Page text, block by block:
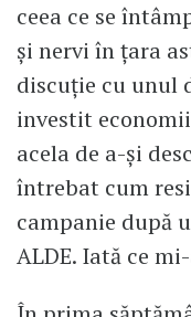
ceea ce se
și nervi în țara
discuție cu unul
investit
acela de a-şi
întrebat cum
campanie după
ALDE. Iată ce